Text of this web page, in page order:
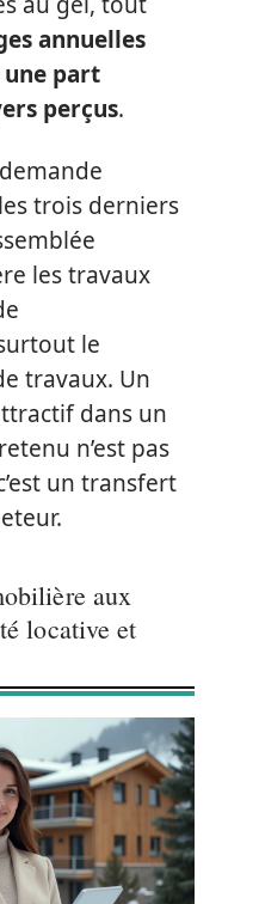
annuelles
part
perçus.
trois derniers
les travaux
le
travaux. Un
dans un
n’est pas
un transfert
aux
locative et